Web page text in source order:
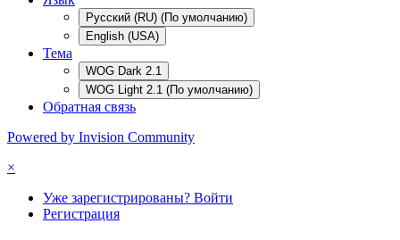
Русский (RU) (По умолчанию)
English (USA)
Тема
WOG Dark 2.1
WOG Light 2.1 (По умолчанию)
Обратная связь
Powered by Invision Community
×
Уже зарегистрированы? Войти
Регистрация